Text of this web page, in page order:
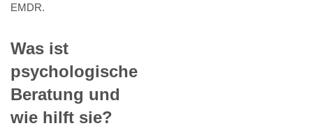
EMDR.
Was ist
psychologische
Beratung und
wie hilft sie?